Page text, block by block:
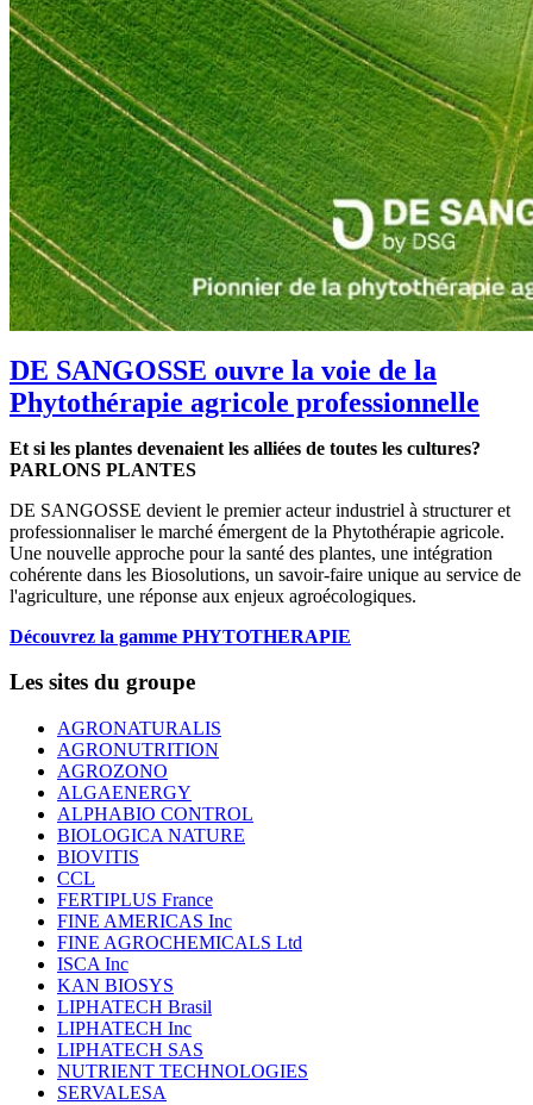
DE SANGOSSE ouvre la voie de la
Phytothérapie agricole professionnelle
Et si les plantes devenaient les alliées de toutes les cultures?
PARLONS PLANTES
DE SANGOSSE devient le premier acteur industriel à structurer et
professionnaliser le marché émergent de la Phytothérapie agricole.
Une nouvelle approche pour la santé des plantes, une intégration
cohérente dans les Biosolutions, un savoir-faire unique au service de
l'agriculture, une réponse aux enjeux agroécologiques.
Découvrez la gamme PHYTOTHERAPIE
Les sites du groupe
AGRONATURALIS
AGRONUTRITION
AGROZONO
ALGAENERGY
ALPHABIO CONTROL
BIOLOGICA NATURE
BIOVITIS
CCL
FERTIPLUS France
FINE AMERICAS Inc
FINE AGROCHEMICALS Ltd
ISCA Inc
KAN BIOSYS
LIPHATECH Brasil
LIPHATECH Inc
LIPHATECH SAS
NUTRIENT TECHNOLOGIES
SERVALESA